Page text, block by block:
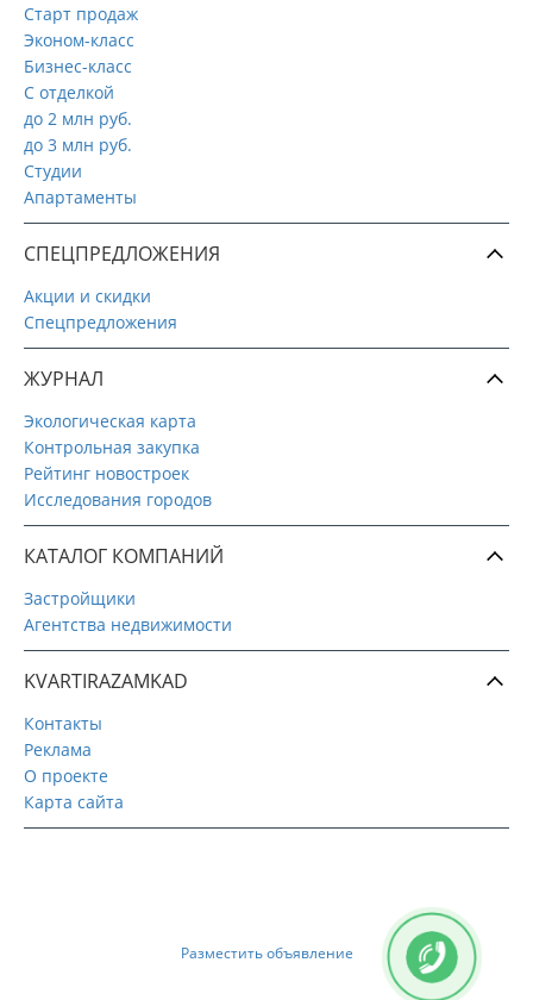
Старт продаж
Эконом-класс
Бизнес-класс
С отделкой
до 2 млн руб.
до 3 млн руб.
Студии
Апартаменты
СПЕЦПРЕДЛОЖЕНИЯ
Акции и скидки
Спецпредложения
ЖУРНАЛ
Экологическая карта
Контрольная закупка
Рейтинг новостроек
Исследования городов
КАТАЛОГ КОМПАНИЙ
Застройщики
Агентства недвижимости
KVARTIRAZAMKAD
Контакты
Реклама
О проекте
Карта сайта
Разместить объявление